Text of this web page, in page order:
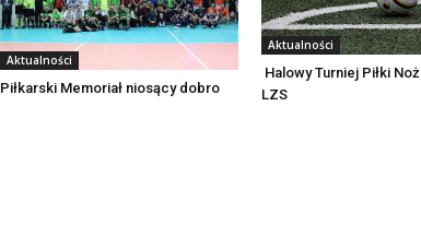
Aktualności
Piłkarski Memoriał niosący dobro
Aktualności
Halowy Turniej Piłki
LZS